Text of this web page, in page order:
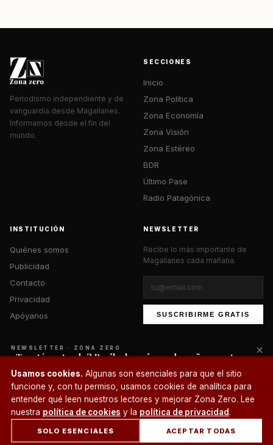
Periodismo independiente y de
vanguardia desde Magallanes.
Informamos desde el fin del
mundo.
SECCIONES
Inicio
Zona Política
Zona Economía
Zona Visión
Zona Estéreo
BDR
Último Pase
Radio Patagónica
INSTITUCIÓN
Quiénes somos
Publicidad
Contacto
Privacidad
Apóyanos
NEWSLETTER
Recibe lo más importante de
Magallanes cada mañana.
SUSCRIBIRME GRATIS
© 2026 Zona Zero Media. Todos los derechos reservados.
Usamos cookies. Algunas son esenciales para que el sitio
funcione y, con tu permiso, usamos cookies de analítica para
entender qué leen nuestros lectores y mejorar Zona Zero. Lee
nuestra política de cookies y la política de privacidad.
SOLO ESENCIALES ACEPTAR TODAS
¿Un café?
INICIO SECCIONES BUSCAR CUENTA
NEWSLETTER · ZONA ZERO
¿Te está gustando? Recibe lo mejor cada mañana en tu
correo.
SUSCRIBIRME
×